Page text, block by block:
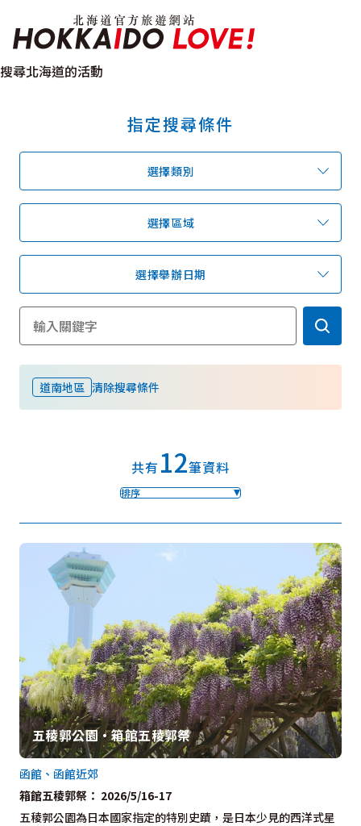
溫泉
區域指南
預約
北海道簡介
依旅遊主題搜尋
七個國立公園
基礎知識
Insta
gram
YouT
ube
Insta
gram
影片
使用條款
隱私權政策摘要
Cookie 政策
關於我們
語言
搜尋北海道的活動
指定搜尋條件
選擇類別
選擇區域
選擇舉辦日期
道南地區 清除搜尋條件
共有12筆資料
排序
五稜郭公園・箱館五稜郭祭
五稜郭公園為日本國家指定的特別史蹟，是日本少見的西洋式星
函館、函館近郊
箱館五稜郭祭： 2026/5/16-17